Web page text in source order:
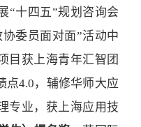
“十四五”规划咨询会
协委员面对面”活动中
目获上海青年汇智团
点4.0，辅修华师大应
专业，获上海应用技